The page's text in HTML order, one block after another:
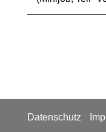
Datenschutz